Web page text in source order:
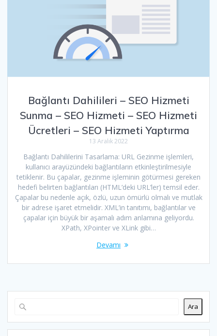
Bağlantı Dahilileri – SEO Hizmeti
Sunma – SEO Hizmeti – SEO Hizmeti
Ücretleri – SEO Hizmeti Yaptırma
13 Aralık 2022
Bağlantı Dahililerini Tasarlama: URL Gezinme işlemleri,
kullanıcı arayüzündeki bağlantıların etkinleştirilmesiyle
tetiklenir. Bu çapalar, gezinme işleminin götürmesi gereken
hedefi belirten bağlantıları (HTML’deki URL’ler) temsil eder.
Çapalar bu nedenle açık, özlü, uzun ömürlü olmalı ve mutlak
bir adrese işaret etmelidir. XML’in tanıtımı, bağlantılar ve
çapalar için büyük bir aşamalı adım anlamına geliyordu.
XPath, XPointer ve XLink gibi…
Devamı
Ara